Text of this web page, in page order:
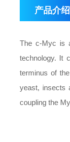
产品介绍
The c-Myc is
technology. It
terminus of
yeast, insects
coupling the